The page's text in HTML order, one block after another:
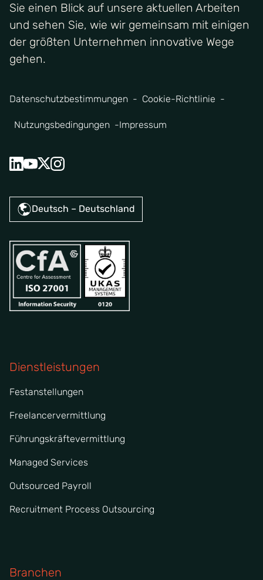
Sie einen Blick auf unsere aktuellen Arbeiten
und sehen Sie, wie wir gemeinsam mit einigen
der größten Unternehmen innovative Wege
gehen.
Datenschutzbestimmungen Cookie-Richtlinie
Nutzungsbedingungen Impressum
Deutsch – Deutschland
Dienstleistungen
Festanstellungen
Freelancervermittlung
Führungskräftevermittlung
Managed Services
Outsourced Payroll
Recruitment Process Outsourcing
Branchen